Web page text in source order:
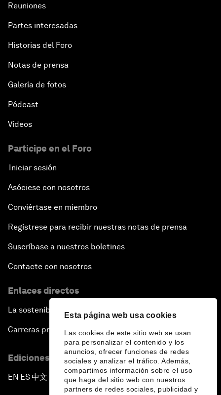
Esta página web usa cookies
Las cookies de este sitio web se usan
para personalizar el contenido y los
anuncios, ofrecer funciones de redes
sociales y analizar el tráfico. Además,
compartimos información sobre el uso
que haga del sitio web con nuestros
partners de redes sociales, publicidad y
Reuniones
Partes interesadas
Historias del Foro
Notas de prensa
Galería de fotos
Pódcast
Vídeos
Participe en el Foro
Iniciar sesión
Asóciese con nosotros
Conviértase en miembro
Regístrese para recibir nuestras notas de prensa
Suscríbase a nuestros boletines
Contacte con nosotros
Enlaces directos
La sostenibilidad en el Foro
Carreras profesionales
Ediciones en otros idiomas
EN ▪ES▪中文▪ 日本語